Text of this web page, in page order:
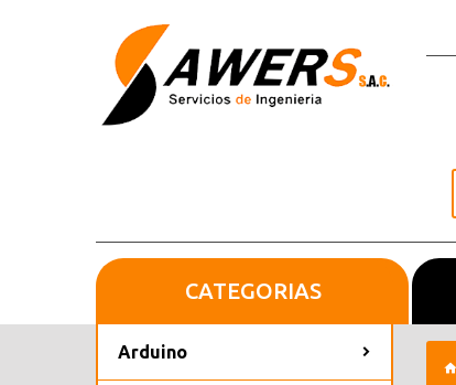
Inicio
CATEGORIAS
Arduino